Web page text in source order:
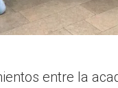
entre la